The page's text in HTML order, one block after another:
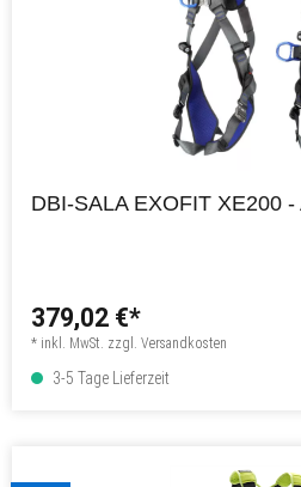
DBI-SALA EXOFIT XE200
379,02 €*
* inkl. MwSt. zzgl. Versandkosten
3-5 Tage Lieferzeit